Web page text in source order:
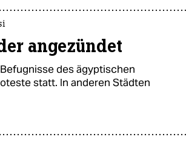
angezündet
des ägyptischen
statt. In anderen Städten